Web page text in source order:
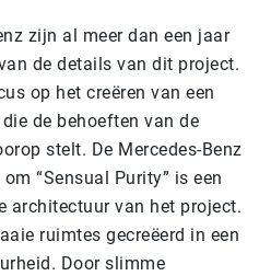
zijn al meer dan een jaar
de details van dit project.
op het creëren van een
de behoeften van de
stelt. De Mercedes-Benz
“Sensual Purity” is een
architectuur van het project.
ruimtes gecreëerd in een
Door slimme